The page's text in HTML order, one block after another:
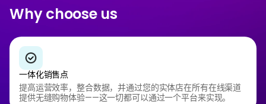
Why choose us
一体化销售点
提高运营效率，整合数据，并通过您的实体店在所有在线渠道
提供无缝购物体验——这一切都可以通过一个平台来实现。